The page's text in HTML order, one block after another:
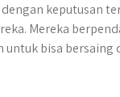
keputusan
Mereka
bisa